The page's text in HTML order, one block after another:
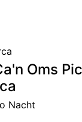
Oms
Nacht